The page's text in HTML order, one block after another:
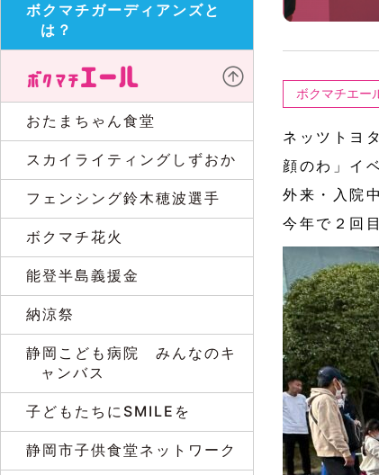
ボクマチガーディアンズと
は？
おたまちゃん食堂
スカイライティングしずおか
フェンシング鈴木穂波選手
ボクマチ花火
能登半島義援金
納涼祭
静岡こども病院 みんなのキ
ャンバス
子どもたちにSMILEを
静岡市子供食堂ネットワーク
ボクマチエー
ネッツトヨ
顔のわ」イ
外来・入院
今年で２回